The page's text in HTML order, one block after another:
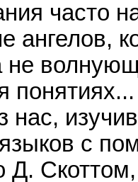
часто
ангелов,
не
нас,
с
Д.